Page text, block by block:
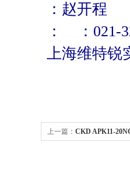
：赵开程
： ：021-
上海维特锐
上一篇： CKD APK11-